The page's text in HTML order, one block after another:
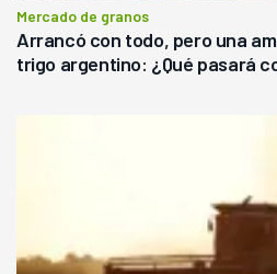
Mercado de granos
Arrancó con todo, pero una
trigo argentino: ¿Qué pasará